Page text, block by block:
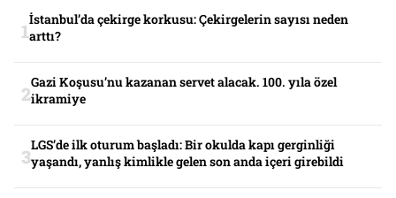
İstanbul’da çekirge korkusu: Çekirgelerin sayısı neden
arttı?
Gazi Koşusu’nu kazanan servet alacak. 100. yıla özel
ikramiye
LGS’de ilk oturum başladı: Bir okulda kapı gerginliği
yaşandı, yanlış kimlikle gelen son anda içeri girebildi